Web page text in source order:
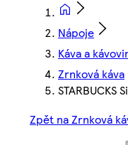
Nápoje
Káva a
Zrnková káva
Zpět na Zrnková